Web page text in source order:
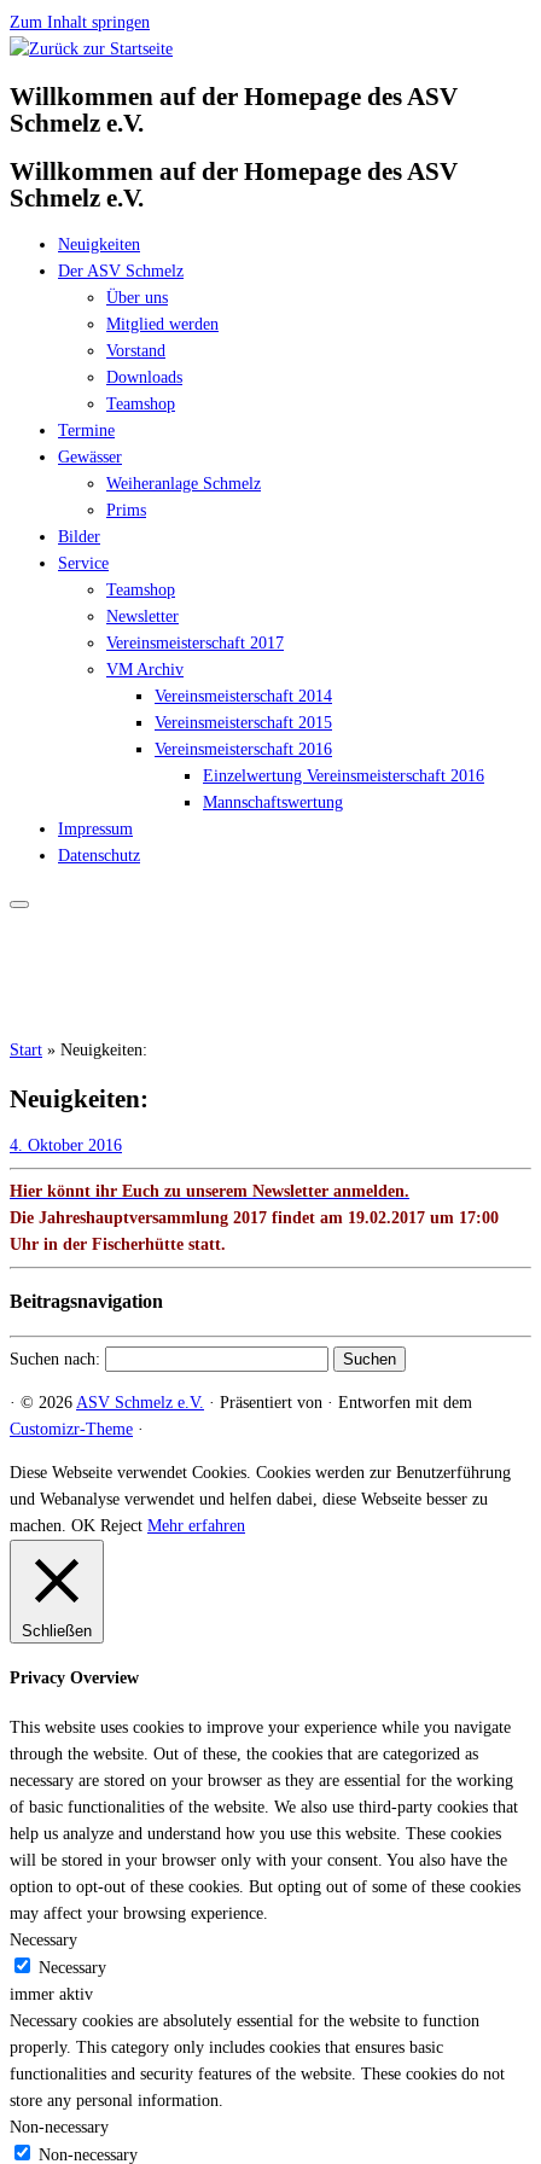
Zum Inhalt springen
Willkommen auf der Homepage des ASV
Schmelz e.V.
Willkommen auf der Homepage des ASV
Schmelz e.V.
Neuigkeiten
Der ASV Schmelz
Über uns
Mitglied werden
Vorstand
Downloads
Teamshop
Termine
Gewässer
Weiheranlage Schmelz
Prims
Bilder
Service
Teamshop
Newsletter
Vereinsmeisterschaft 2017
VM Archiv
Vereinsmeisterschaft 2014
Vereinsmeisterschaft 2015
Vereinsmeisterschaft 2016
Einzelwertung Vereinsmeisterschaft 2016
Mannschaftswertung
Impressum
Datenschutz
Start » Neuigkeiten:
Neuigkeiten:
4. Oktober 2016
Hier könnt ihr Euch zu unserem Newsletter anmelden.
Die Jahreshauptversammlung 2017 findet am 19.02.2017 um 17:00
Uhr in der Fischerhütte statt.
Beitragsnavigation
Suchen nach:
· © 2026 ASV Schmelz e.V. · Präsentiert von · Entworfen mit dem
Customizr-Theme ·
Diese Webseite verwendet Cookies. Cookies werden zur Benutzerführung
und Webanalyse verwendet und helfen dabei, diese Webseite besser zu
machen. OK Reject Mehr erfahren
Schließen
Privacy Overview
This website uses cookies to improve your experience while you navigate
through the website. Out of these, the cookies that are categorized as
necessary are stored on your browser as they are essential for the working
of basic functionalities of the website. We also use third-party cookies that
help us analyze and understand how you use this website. These cookies
will be stored in your browser only with your consent. You also have the
option to opt-out of these cookies. But opting out of some of these cookies
may affect your browsing experience.
Necessary
Necessary
immer aktiv
Necessary cookies are absolutely essential for the website to function
properly. This category only includes cookies that ensures basic
functionalities and security features of the website. These cookies do not
store any personal information.
Non-necessary
Non-necessary